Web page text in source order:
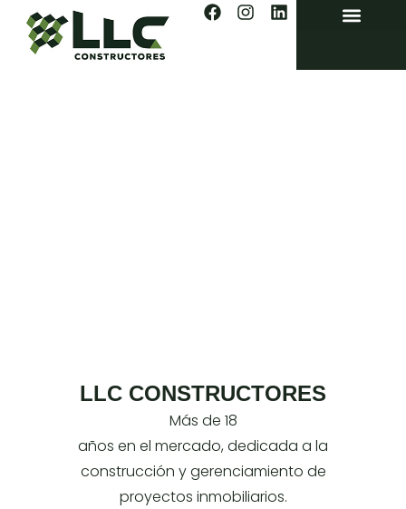
LLC CONSTRUCTORES
Más de 18
años en el mercado, dedicada a la
construcción y gerenciamiento de
proyectos inmobiliarios.